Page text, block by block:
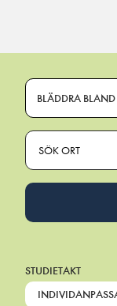
BLÄDDRA
SÖK ORT
STUDIETAKT